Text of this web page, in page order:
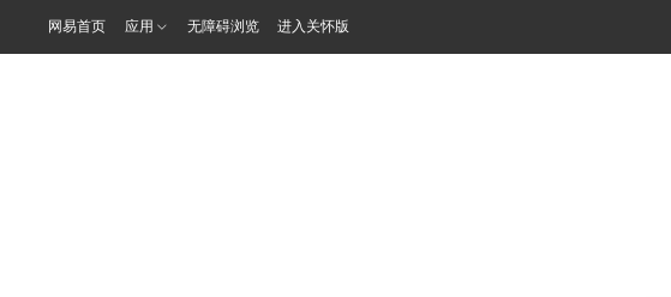
网易首页 应用 无障碍浏览 进入关怀版